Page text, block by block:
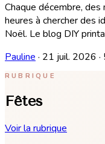
Chaque décembre,
heures à chercher des
Noël. Le blog DIY
Pauline · 21 juil. 2026 ·
RUBRIQUE
Fêtes
Voir la rubrique